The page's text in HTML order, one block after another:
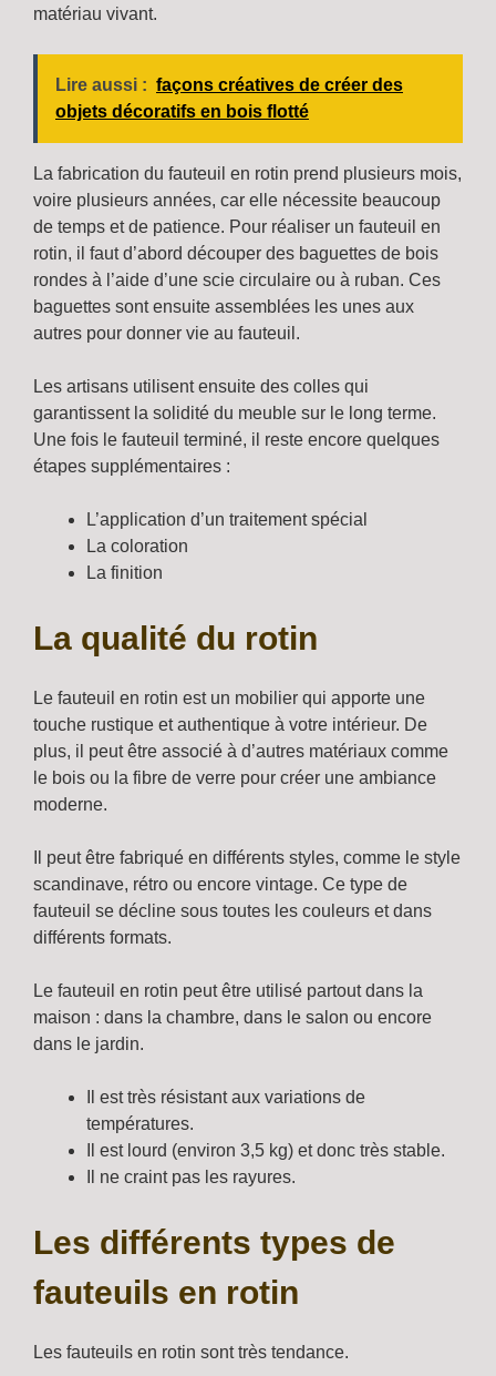
matériau vivant.
Lire aussi : façons créatives de créer des
objets décoratifs en bois flotté
La fabrication du fauteuil en rotin prend plusieurs mois,
voire plusieurs années, car elle nécessite beaucoup
de temps et de patience. Pour réaliser un fauteuil en
rotin, il faut d’abord découper des baguettes de bois
rondes à l’aide d’une scie circulaire ou à ruban. Ces
baguettes sont ensuite assemblées les unes aux
autres pour donner vie au fauteuil.
Les artisans utilisent ensuite des colles qui
garantissent la solidité du meuble sur le long terme.
Une fois le fauteuil terminé, il reste encore quelques
étapes supplémentaires :
L’application d’un traitement spécial
La coloration
La finition
La qualité du rotin
Le fauteuil en rotin est un mobilier qui apporte une
touche rustique et authentique à votre intérieur. De
plus, il peut être associé à d’autres matériaux comme
le bois ou la fibre de verre pour créer une ambiance
moderne.
Il peut être fabriqué en différents styles, comme le style
scandinave, rétro ou encore vintage. Ce type de
fauteuil se décline sous toutes les couleurs et dans
différents formats.
Le fauteuil en rotin peut être utilisé partout dans la
maison : dans la chambre, dans le salon ou encore
dans le jardin.
Il est très résistant aux variations de
températures.
Il est lourd (environ 3,5 kg) et donc très stable.
Il ne craint pas les rayures.
Les différents types de
fauteuils en rotin
Les fauteuils en rotin sont très tendance.